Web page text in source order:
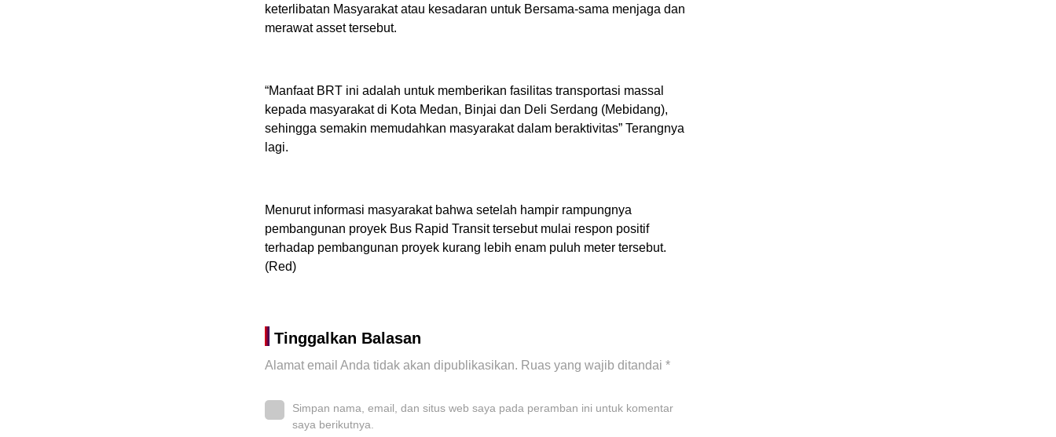
keterlibatan Masyarakat atau kesadaran untuk Bersama-sama menjaga dan
merawat asset tersebut.
“Manfaat BRT ini adalah untuk memberikan fasilitas transportasi massal
kepada masyarakat di Kota Medan, Binjai dan Deli Serdang (Mebidang),
sehingga semakin memudahkan masyarakat dalam beraktivitas” Terangnya
lagi.
Menurut informasi masyarakat bahwa setelah hampir rampungnya
pembangunan proyek Bus Rapid Transit tersebut mulai respon positif
terhadap pembangunan proyek kurang lebih enam puluh meter tersebut.
(Red)
Tinggalkan Balasan
Alamat email Anda tidak akan dipublikasikan. Ruas yang wajib ditandai *
Simpan nama, email, dan situs web saya pada peramban ini untuk komentar
saya berikutnya.